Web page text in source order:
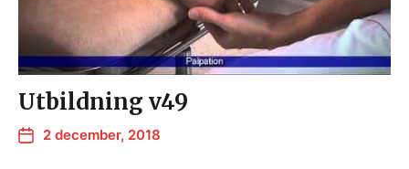
Utbildning v49
2 december, 2018